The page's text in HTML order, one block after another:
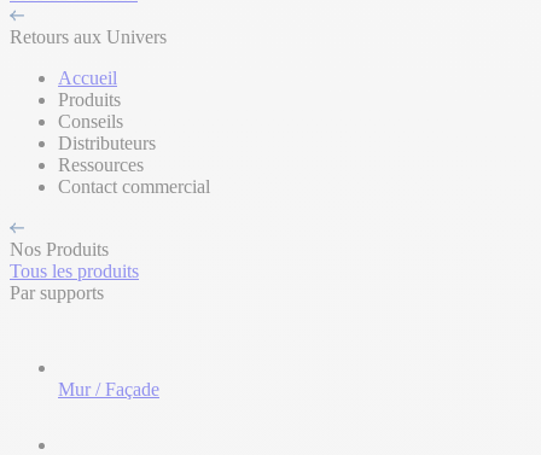
Retours aux Univers
Accueil
Produits
Conseils
Distributeurs
Ressources
Contact commercial
Nos Produits
Tous les produits
Par supports
Mur / Façade